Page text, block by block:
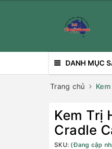
DANH MỤC
Trang chủ
Kem Trị
Cradle
SKU: (Đang cập